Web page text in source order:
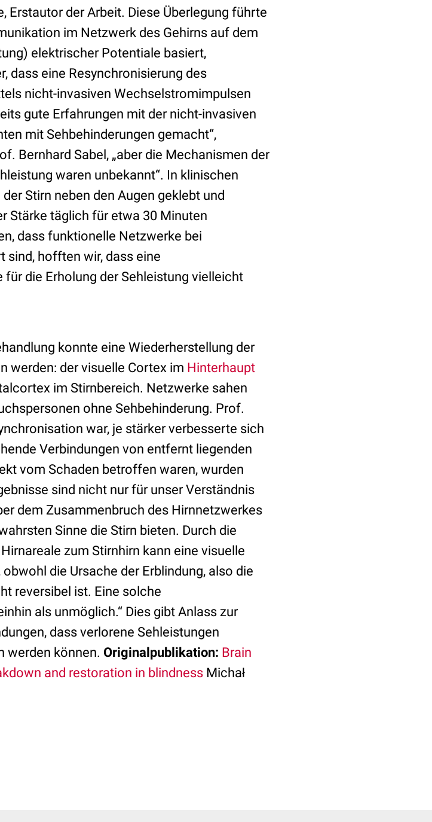
der Arbeit. Diese Überlegung führte
im Netzwerk des Gehirns auf dem
elektrischer Potentiale basiert,
dass eine Resynchronisierung des
nicht-invasiven Wechselstromimpulsen
gute Erfahrungen mit der nicht-invasiven
mit Sehbehinderungen gemacht“,
Bernhard Sabel, „aber die Mechanismen der
waren unbekannt“. In klinischen
Stirn neben den Augen geklebt und
Stärke täglich für etwa 30 Minuten
dass funktionelle Netzwerke bei
sind, hofften wir, dass eine
die Erholung der Sehleistung vielleicht
konnte eine Wiederherstellung der
werden: der visuelle Cortex im Hinterhaupt
im Stirnbereich. Netzwerke sahen
ohne Sehbehinderung. Prof.
war, je stärker verbesserte sich
Verbindungen von entfernt liegenden
vom Schaden betroffen waren, wurden
sind nicht nur für unser Verständnis
dem Zusammenbruch des Hirnnetzwerkes
Sinne die Stirn bieten. Durch die
zum Stirnhirn kann eine visuelle
die Ursache der Erblindung, also die
reversibel ist. Eine solche
als unmöglich.“ Dies gibt Anlass zur
dass verlorene Sehleistungen
werden können. Originalpublikation: Brain
and restoration in blindness Michał